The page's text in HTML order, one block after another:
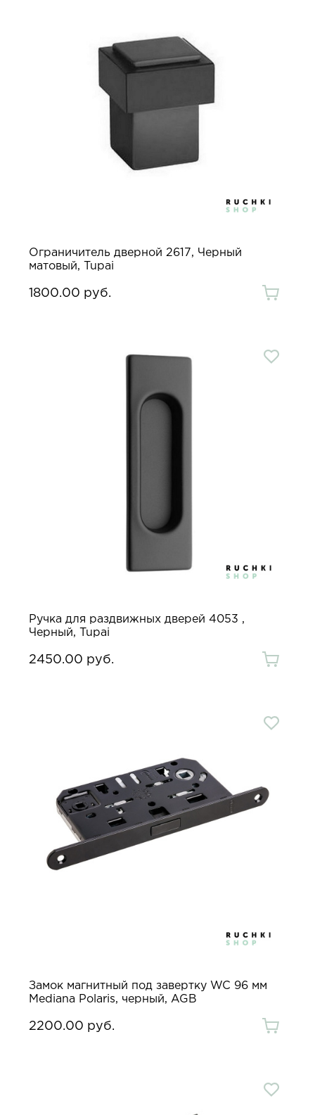
Ограничитель дверной 2617, Черный
матовый, Tupai
1800.00 руб.
Ручка для раздвижных дверей 4053 ,
Черный, Tupai
2450.00 руб.
Замок магнитный под завертку WC 96 мм
Mediana Polaris, черный, AGB
2200.00 руб.